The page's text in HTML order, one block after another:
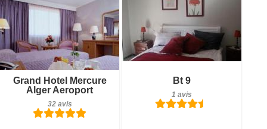
Grand Hotel Mercure
Alger Aeroport
32 avis
32 avis
Détails
Bt 9
1 avis
1 avis
Détails
Réserver